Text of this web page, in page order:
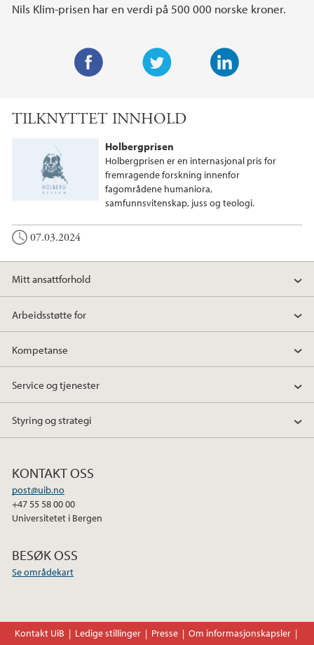
Nils Klim-prisen har en verdi på 500 000 norske kroner.
i
t
e
r
e
d
I
n
TILKNYTTET INNHOLD
Holbergprisen
Holbergprisen er en internasjonal pris for
fremragende forskning innenfor
fagområdene humaniora,
samfunnsvitenskap, juss og teologi.
07.03.2024
Mitt ansattforhold
Arbeidsstøtte for
Kompetanse
Service og tjenester
Styring og strategi
KONTAKT OSS
post@uib.no
+47 55 58 00 00
Universitetet i Bergen
BESØK OSS
Se områdekart
Kontakt UiB Ledige stillinger Presse Om informasjonskapsler